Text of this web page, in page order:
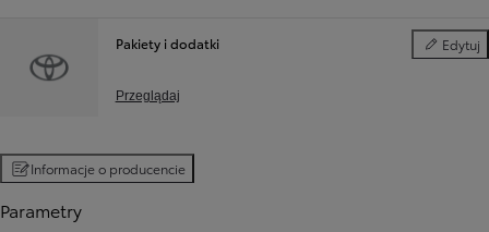
Pakiety i dodatki Edytuj
Pakiety i
Przeglądaj
Informacje o producencie
Parametry